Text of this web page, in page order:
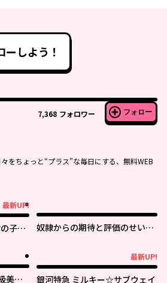
き】
ーしよう！
7,368 フォロワー フォロー
をちょっと“プラス”な毎日にする、無料WEB
最新UP!
子を
奴隷からの期待と評価のせいで
美少
最新UP!
銀河特急 ミルキー☆サブウェイ